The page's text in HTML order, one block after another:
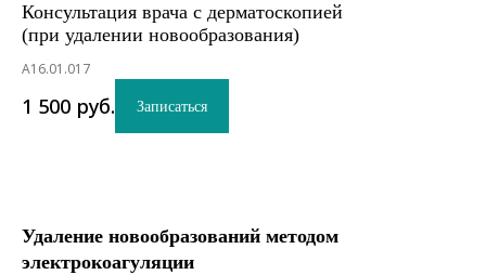
Консультация врача с дерматоскопией
(при удалении новообразования)
A16.01.017
1 500 руб. Записаться
Удаление новообразований методом
электрокоагуляции